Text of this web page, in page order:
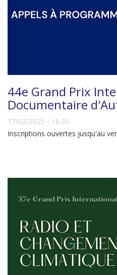
44e Grand Prix
Documentaire
17/02/2025 - 16:30
Inscriptions ouvertes jusqu'au